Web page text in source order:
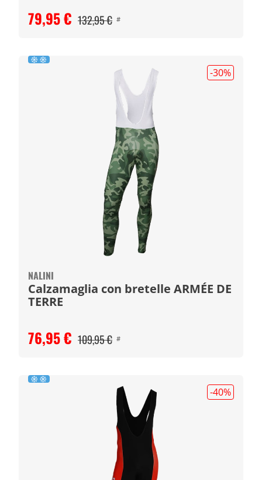
79,95 € 132,95 € #
-30%
NALINI
Calzamaglia con bretelle ARMÉE DE
TERRE
76,95 € 109,95 € #
-40%